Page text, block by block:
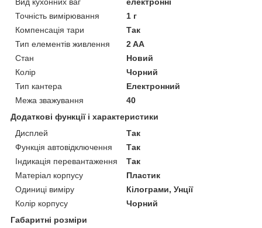
Точність вимірювання
1 г
Компенсація тари
Так
Тип елементів живлення
2 AA
Стан
Новий
Колір
Чорний
Тип кантера
Електронний
Межа зважування
40
Додаткові функції і характеристики
Дисплей
Так
Функція автовідключення
Так
Індикація перевантаження
Так
Матеріал корпусу
Пластик
Одиниці виміру
Кілограми, Унції
Колір корпусу
Чорний
Габаритні розміри